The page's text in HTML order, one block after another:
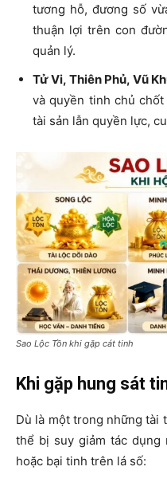
tương hỗ, đương số
thuận lợi trên con
quản lý.
Tử Vi, Thiên Phủ, Vũ
và quyền tinh chủ
tài sản lẫn quyền lực,
Sao Lộc Tồn khi gặp cát tinh
Khi gặp hung sát
Dù là một trong những tài
thể bị suy giảm tác
hoặc bại tinh trên lá số: